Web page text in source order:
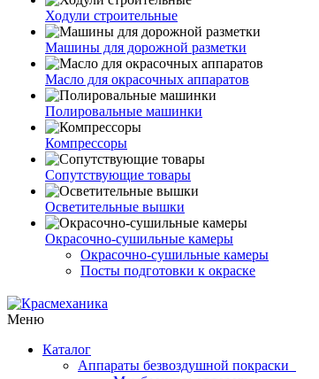
Ходули строительные
Машины для дорожной разметки
Масло для окрасочных аппаратов
Полировальные машинки
Компрессоры
Сопутствующие товары
Осветительные вышки
Окрасочно-сушильные камеры
Окрасочно-сушильные камеры
Посты подготовки к окраске
Меню
Каталог
Аппараты безвоздушной покраски